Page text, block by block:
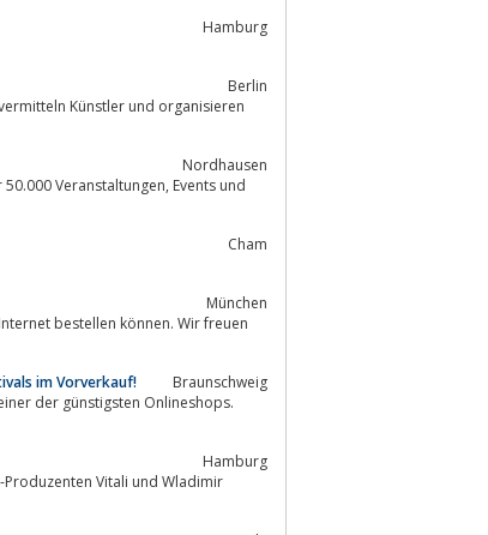
Hamburg
Berlin
Nordhausen
Cham
München
im Vorverkauf!
Braunschweig
Hamburg
Produzenten Vitali und Wladimir